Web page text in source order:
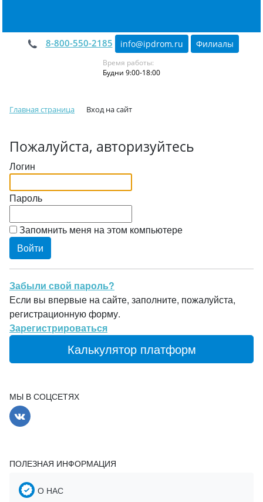
8-800-550-2185 info@ipdrom.ru Филиалы
Время работы:
Будни 9:00-18:00
Главная страница Вход на сайт
Пожалуйста, авторизуйтесь
Логин
Пароль
Запомнить меня на этом компьютере
Забыли свой пароль?
Если вы впервые на сайте, заполните, пожалуйста,
регистрационную форму.
Зарегистрироваться
Калькулятор платформ
МЫ В СОЦСЕТЯХ
ПОЛЕЗНАЯ ИНФОРМАЦИЯ
О НАС